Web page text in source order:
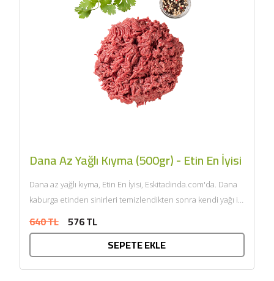
Dana Az Yağlı Kıyma (500gr) - Etin En İyisi
Dana az yağlı kıyma, Etin En İyisi, Eskitadinda.com'da. Dana
kaburga etinden sinirleri temizlendikten sonra kendi yağı ile
640 TL 576 TL
SEPETE EKLE